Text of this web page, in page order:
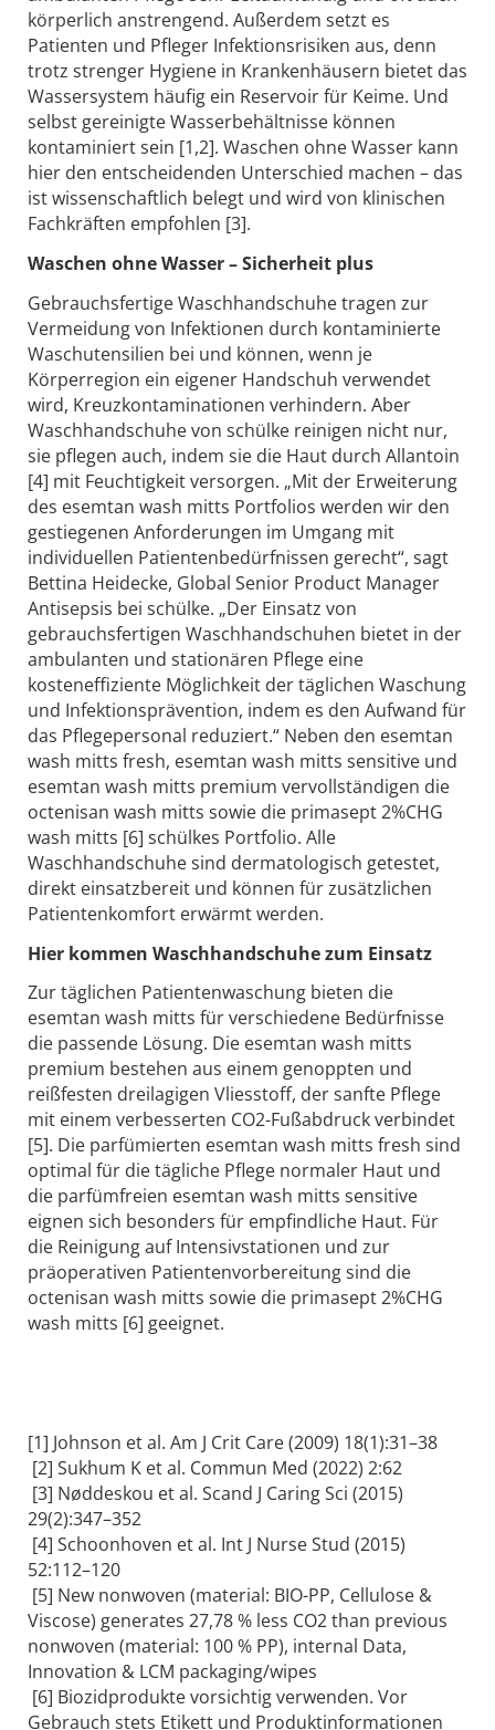
körperlich anstrengend. Außerdem setzt es
Patienten und Pfleger Infektionsrisiken aus, denn
trotz strenger Hygiene in Krankenhäusern bietet das
Wassersystem häufig ein Reservoir für Keime. Und
selbst gereinigte Wasserbehältnisse können
kontaminiert sein [1,2]. Waschen ohne Wasser kann
hier den entscheidenden Unterschied machen – das
ist wissenschaftlich belegt und wird von klinischen
Fachkräften empfohlen [3].
Waschen ohne Wasser – Sicherheit plus
Gebrauchsfertige Waschhandschuhe tragen zur
Vermeidung von Infektionen durch kontaminierte
Waschutensilien bei und können, wenn je
Körperregion ein eigener Handschuh verwendet
wird, Kreuzkontaminationen verhindern. Aber
Waschhandschuhe von schülke reinigen nicht nur,
sie pflegen auch, indem sie die Haut durch Allantoin
[4] mit Feuchtigkeit versorgen. „Mit der Erweiterung
des esemtan wash mitts Portfolios werden wir den
gestiegenen Anforderungen im Umgang mit
individuellen Patientenbedürfnissen gerecht“, sagt
Bettina Heidecke, Global Senior Product Manager
Antisepsis bei schülke. „Der Einsatz von
gebrauchsfertigen Waschhandschuhen bietet in der
ambulanten und stationären Pflege eine
kosteneffiziente Möglichkeit der täglichen Waschung
und Infektionsprävention, indem es den Aufwand für
das Pflegepersonal reduziert.“ Neben den esemtan
wash mitts fresh, esemtan wash mitts sensitive und
esemtan wash mitts premium vervollständigen die
octenisan wash mitts sowie die primasept 2%CHG
wash mitts [6] schülkes Portfolio. Alle
Waschhandschuhe sind dermatologisch getestet,
direkt einsatzbereit und können für zusätzlichen
Patientenkomfort erwärmt werden.
Hier kommen Waschhandschuhe zum Einsatz
Zur täglichen Patientenwaschung bieten die
esemtan wash mitts für verschiedene Bedürfnisse
die passende Lösung. Die esemtan wash mitts
premium bestehen aus einem genoppten und
reißfesten dreilagigen Vliesstoff, der sanfte Pflege
mit einem verbesserten CO2-Fußabdruck verbindet
[5]. Die parfümierten esemtan wash mitts fresh sind
optimal für die tägliche Pflege normaler Haut und
die parfümfreien esemtan wash mitts sensitive
eignen sich besonders für empfindliche Haut. Für
die Reinigung auf Intensivstationen und zur
präoperativen Patientenvorbereitung sind die
octenisan wash mitts sowie die primasept 2%CHG
wash mitts [6] geeignet.
[1] Johnson et al. Am J Crit Care (2009) 18(1):31–38
[2] Sukhum K et al. Commun Med (2022) 2:62
[3] Nøddeskou et al. Scand J Caring Sci (2015)
29(2):347–352
[4] Schoonhoven et al. Int J Nurse Stud (2015)
52:112–120
[5] New nonwoven (material: BIO-PP, Cellulose &
Viscose) generates 27,78 % less CO2 than previous
nonwoven (material: 100 % PP), internal Data,
Innovation & LCM packaging/wipes
[6] Biozidprodukte vorsichtig verwenden. Vor
Gebrauch stets Etikett und Produktinformationen